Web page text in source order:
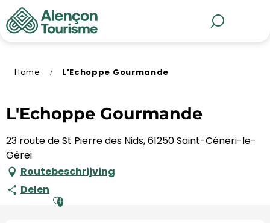
Aller
au
contenu
Home L'Echoppe Gourmande
L'Echoppe Gourmande
23 route de St Pierre des Nids, 61250 Saint-Céneri-le-
Gérei
Routebeschrijving
Delen Ajouter aux favoris